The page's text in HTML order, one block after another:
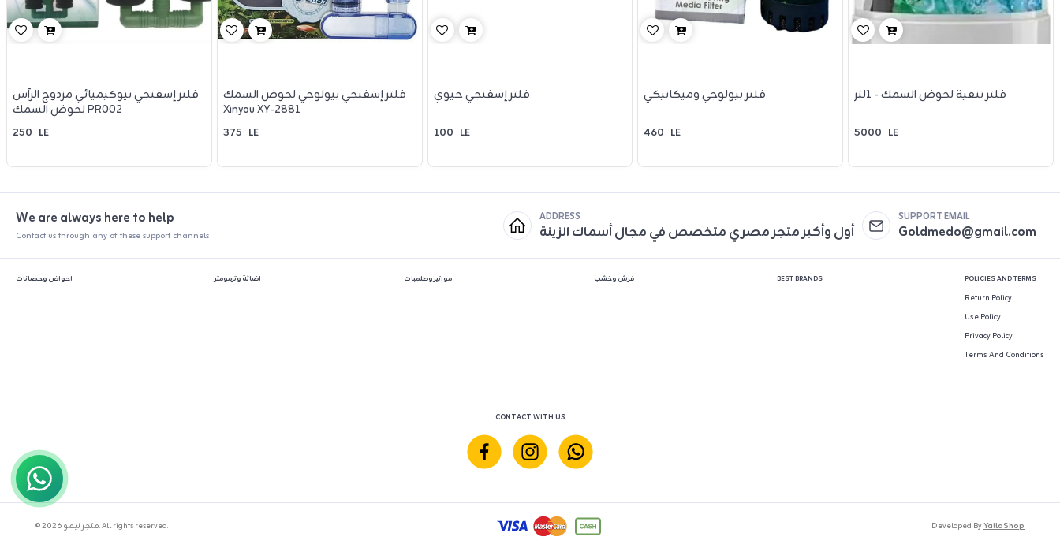
فلتر إسفنجي بيوكيميائي مزدوج الرأس
لحوض السمك PR002
250 LE
فلتر إسفنجي بيولوجي لحوض السمك
Xinyou XY-2881
375 LE
فلتر إسفنجي حيوي
100 LE
فلتر بيولوجي وميكانيكي
460 LE
فلتر تنقية لحوض السمك - 1لتر
5000 LE
We are always here to help
Contact us through any of these support channels
ADDRESS
أول وأكبر متجر مصري متخصص في مجال أسماك الزينة
SUPPORT EMAIL
Goldmedo@gmail.com
احواض وحضانات اضائة وترمومتر مواتير وطلمبات فرش وخشب BEST BRANDS POLICIES AND TERMS
Return Policy
Use Policy
Privacy Policy
Terms And Conditions
CONTACT WITH US
© 2026 متجر نيمو. All rights reserved. Developed ByYallaShop